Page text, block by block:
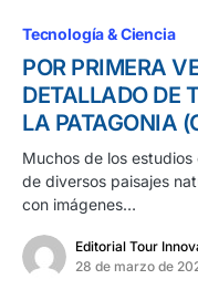
Tecnología & Ciencia
POR PRIMERA
DETALLADO DE
LA PATAGONIA
Muchos de los
de diversos paisajes
con imágenes…
Editorial Tour
28 de marzo de